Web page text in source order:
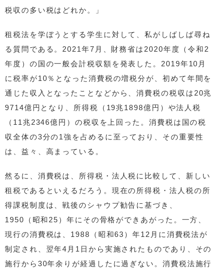
税収の多い税はどれか。」
租税法を学ぼうとする学生に対して、私がしばしば尋ね
る質問である。2021年7月、財務省は2020年度（令和2
年度）の国の一般会計税収額を発表した。2019年10月
に税率が10％となった消費税の増税分が、初めて年間を
通じた収入となったことなどから、消費税の税収は20兆
9714億円となり、所得税（19兆1898億円）や法人税
（11兆2346億円）の税収を上回った。消費税は国の税
収全体の3分の1強を占めるに至っており、その重要性
は、益々、高まっている。
然るに、消費税は、所得税・法人税に比較して、新しい
租税であるといえるだろう。現在の所得税・法人税の所
得課税制度は、戦後のシャウプ勧告に基づき、
1950（昭和25）年にその骨格ができあがった。一方、
現行の消費税は、1988（昭和63）年12月に消費税法が
制定され、翌年4月1日から実施されたものであり、その
施行から30年余りが経過したに過ぎない。消費税法施行